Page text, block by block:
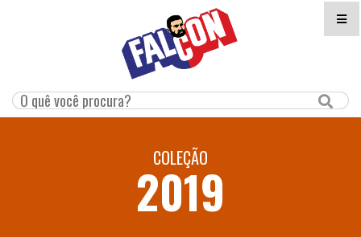
COLEÇÃO
2019